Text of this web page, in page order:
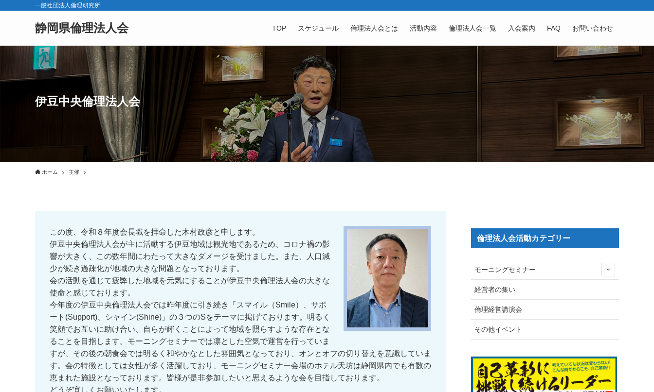
一般社団法人倫理研究所
静岡県倫理法人会 TOP スケジュール 倫理法人会とは 活動内容 倫理法人会一覧 入会案内 FAQ お問い合わせ
伊豆中央倫理法人会
ホーム 主催
この度、令和８年度会長職を拝命した木村政彦と申します。
伊豆中央倫理法人会が主に活動する伊豆地域は観光地であるため、コロナ禍の影
響が大きく、この数年間にわたって大きなダメージを受けました。また、人口減
少が続き過疎化が地域の大きな問題となっております。
会の活動を通じて疲弊した地域を元気にすることが伊豆中央倫理法人会の大きな
使命と感じております。
今年度の伊豆中央倫理法人会では昨年度に引き続き「スマイル（Smile）、サポ
ート(Support)、シャイン(Shine)」の３つのSをテーマに掲げております。明るく
笑顔でお互いに助け合い、自らが輝くことによって地域を照らすような存在とな
ることを目指します。モーニングセミナーでは凛とした空気で運営を行っていま
すが、その後の朝食会では明るく和やかなとした雰囲気となっており、オンとオフの切り替えを意識していま
す。会の特徴としては女性が多く活躍しており、モーニングセミナー会場のホテル天坊は静岡県内でも有数の
恵まれた施設となっております。皆様が是非参加したいと思えるような会を目指しております。
どうぞ宜しくお願いいたします。
倫理法人会活動カテゴリー
モーニングセミナー
経営者の集い
倫理経営講演会
その他イベント